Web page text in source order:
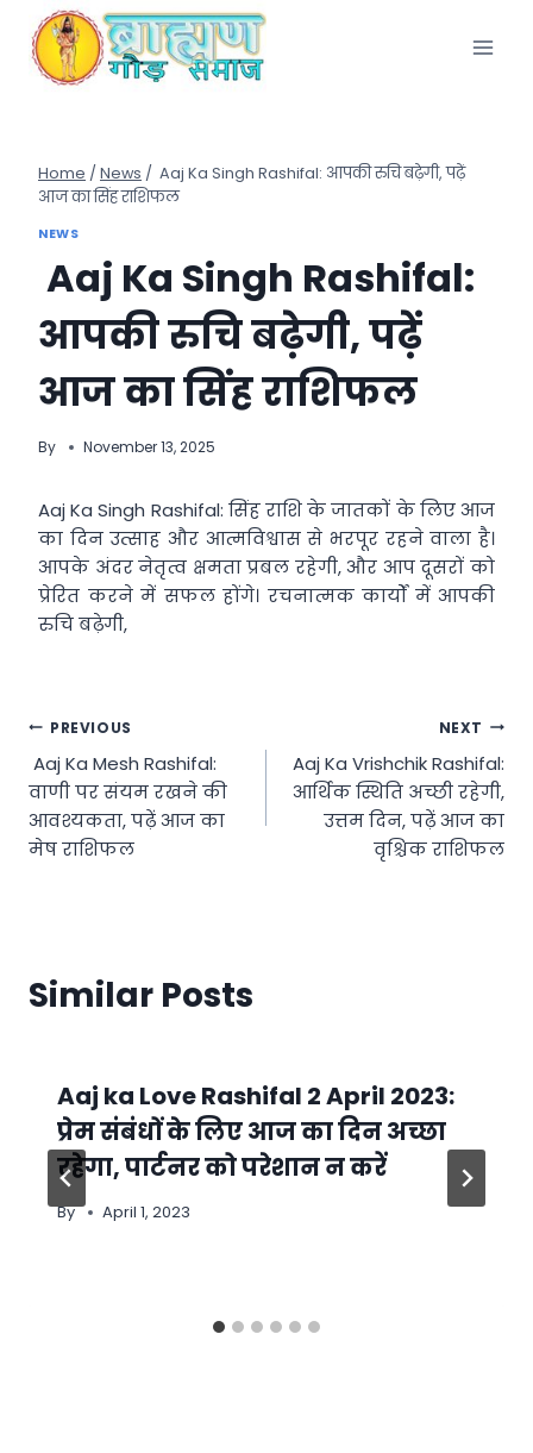
content
Home / News / Aaj Ka Singh Rashifal: आपकी रुचि बढ़ेगी, पढ़ें
आज का सिंह राशिफल
NEWS
Aaj Ka Singh Rashifal:
आपकी रुचि बढ़ेगी, पढ़ें
आज का सिंह राशिफल
By November 13, 2025
Aaj Ka Singh Rashifal: सिंह राशि के जातकों के लिए आज
का दिन उत्साह और आत्मविश्वास से भरपूर रहने वाला है।
आपके अंदर नेतृत्व क्षमता प्रबल रहेगी, और आप दूसरों को
प्रेरित करने में सफल होंगे। रचनात्मक कार्यों में आपकी
रुचि बढ़ेगी,
Post
navigation
PREVIOUS
Aaj Ka Mesh Rashifal:
वाणी पर संयम रखने की
आवश्यकता, पढ़ें आज का
मेष राशिफल
NEXT
Aaj Ka Vrishchik Rashifal:
आर्थिक स्थिति अच्छी रहेगी,
उत्तम दिन, पढ़ें आज का
वृश्चिक राशिफल
Similar Posts
Aaj ka Love Rashifal 2 April 2023:
प्रेम संबंधों के लिए आज का दिन अच्छा
रहेगा, पार्टनर को परेशान न करें
By April 1, 2023